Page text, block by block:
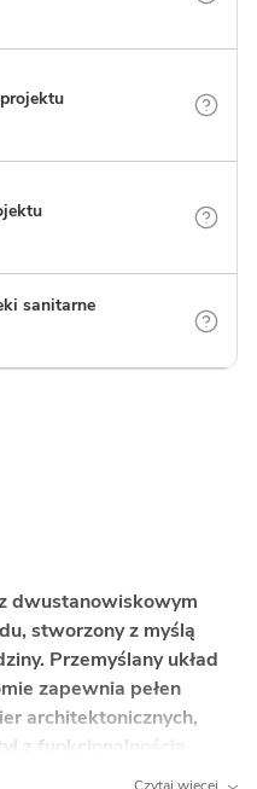
sanitarne
dwustanowiskowym
stworzony z myślą
Przemyślany układ
zapewnia pełen
architektonicznych,
z funkcjonalnością.